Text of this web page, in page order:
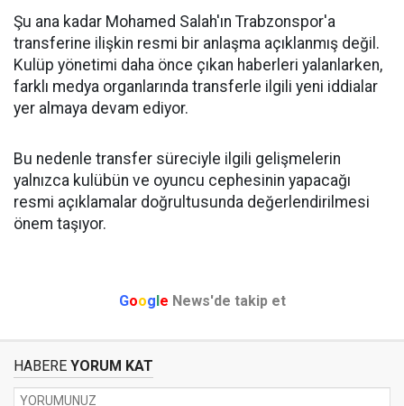
Şu ana kadar Mohamed Salah'ın Trabzonspor'a
transferine ilişkin resmi bir anlaşma açıklanmış değil.
Kulüp yönetimi daha önce çıkan haberleri yalanlarken,
farklı medya organlarında transferle ilgili yeni iddialar
yer almaya devam ediyor.
Bu nedenle transfer süreciyle ilgili gelişmelerin
yalnızca kulübün ve oyuncu cephesinin yapacağı
resmi açıklamalar doğrultusunda değerlendirilmesi
önem taşıyor.
Google News'de takip et
HABERE YORUM KAT